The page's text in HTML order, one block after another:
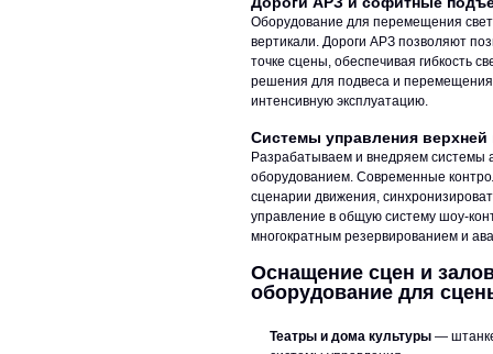
Оборудование для перемещения
вертикали. Дороги АРЗ позволяют
точке сцены, обеспечивая
решения для подвеса и перемещения
интенсивную эксплуатацию.
Системы управления верхней
Разрабатываем и внедряем системы
оборудованием. Современные
сценарии движения,
управление в общую систему шоу-
многократным резервированием и
Оснащение сцен и
оборудование для
Театры и дома культуры —